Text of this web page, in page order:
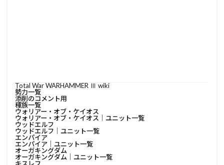
Total War WARHAMMER Ⅲ wiki
勢力一覧
添削のコメント用
種族一覧
ウォリアー・オブ・ケイオス
ウォリアー・オブ・ケイオス│ユニット一覧
ウッドエルフ
ウッドエルフ│ユニット一覧
エンパイア
エンパイア│ユニット一覧
オーガキングダム
オーガキングダム│ユニット一覧